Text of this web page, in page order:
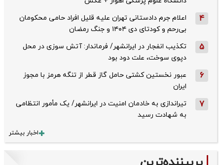
4
اعلام جرم دادستانی تهران علیه قلیل افراد حامی محکومان
بی‌رحم و کودتای دی‌ ۱۴۰۴ و جنگ رمضان
5
تکذیب ‌انفجار در ایرانشهر/ فرماندار: آتش سوزی در محل
دپوی سوخت، علت دود بود
6
عبور نخستین کشتی حامل گاز قطر از تنگه هرمز با مجوز
ایران
7
تیراندازی به خادمان امنیت در ایرانشهر/ یک مأمور انتظامی
به شهادت رسید
اخبار بیشتر